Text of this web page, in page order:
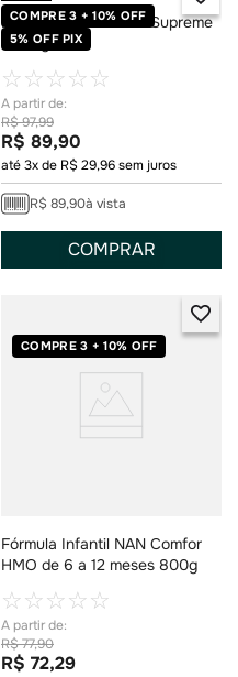
Fórmula Infantil NAN Supreme
1 800g
☆☆☆☆☆
R$97,99
R$ 89,90
até3x de R$29,96sem juros
R$ 89,90à vista
COMPRAR
COMPRE 3 + 10% OFF
5% OFF PIX
Fórmula Infantil NAN Comfor
HMO de 6 a 12 meses 800g
☆☆☆☆☆
R$77,90
R$ 72,29
COMPRE 3 + 10% OFF